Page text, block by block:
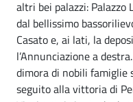
altri bei palazzi: Palazzo
dal bellissimo
Casato e, ai lati, la
l’Annunciazione a
dimora di nobili famiglie
seguito alla vittoria di